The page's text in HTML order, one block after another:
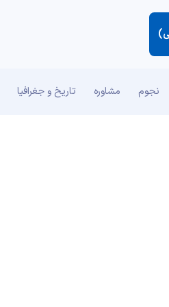
نجوم مشاوره تاریخ و جغرافیا